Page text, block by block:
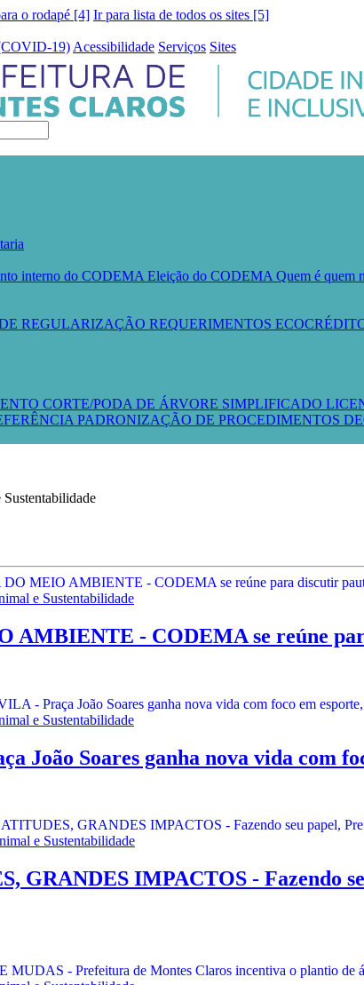
o rodapé [4] Ir para lista de todos os sites [5]
19) Acessibilidade Serviços Sites
interno do CODEMA Eleição do CODEMA Quem é quem
REGULARIZAÇÃO REQUERIMENTOS
CORTE/PODA DE ÁRVORE SIMPLIFICADO
PADRONIZAÇÃO DE PROCEDIMENTOS
e Sustentabilidade
AMBIENTE - CODEMA se reúne
e Sustentabilidade
João Soares ganha nova vida com
e Sustentabilidade
GRANDES IMPACTOS - Fazendo